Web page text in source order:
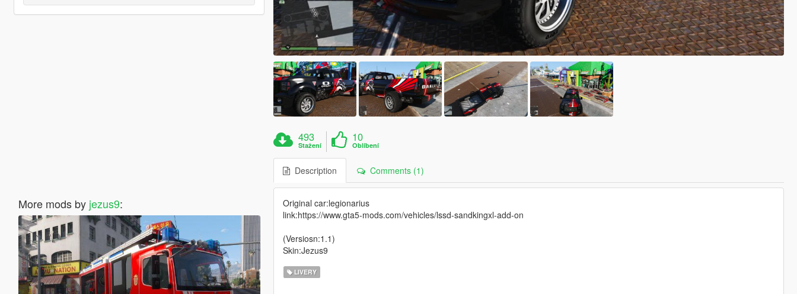
More mods by jezus9:
493
Stažení
10
Oblíbení
Description Comments (1)
Original car:legionarius
link:https://www.gta5-mods.com/vehicles/lssd-sandkingxl-add-on
(Versiosn:1.1)
Skin:Jezus9
LIVERY